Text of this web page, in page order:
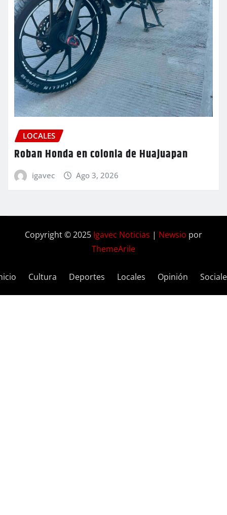
LOCALES
Roban Honda en colonia de Huajuapan
igavec Ago 3, 2026
Copyright © 2025 Igavec Noticias | Newsio por
ThemeArile
Cultura Deportes Locales Opinión